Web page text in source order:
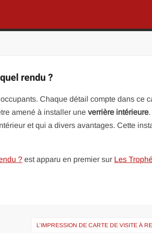
rendu ?
Chaque détail compte dans ce
amené à installer uneverrière intérieure
et qui a divers avantages. Cette
? est apparu en premier sur Les
L’IMPRESSION DE CARTE DE VISITE À